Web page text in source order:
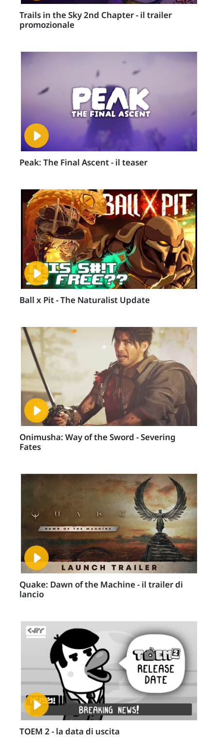
Trails in the Sky 2nd Chapter - il trailer
promozionale
Peak: The Final Ascent - il teaser
Ball x Pit - The Naturalist Update
Onimusha: Way of the Sword - Severing
Fates
Quake: Dawn of the Machine - il trailer di
lancio
TOEM 2 - la data di uscita